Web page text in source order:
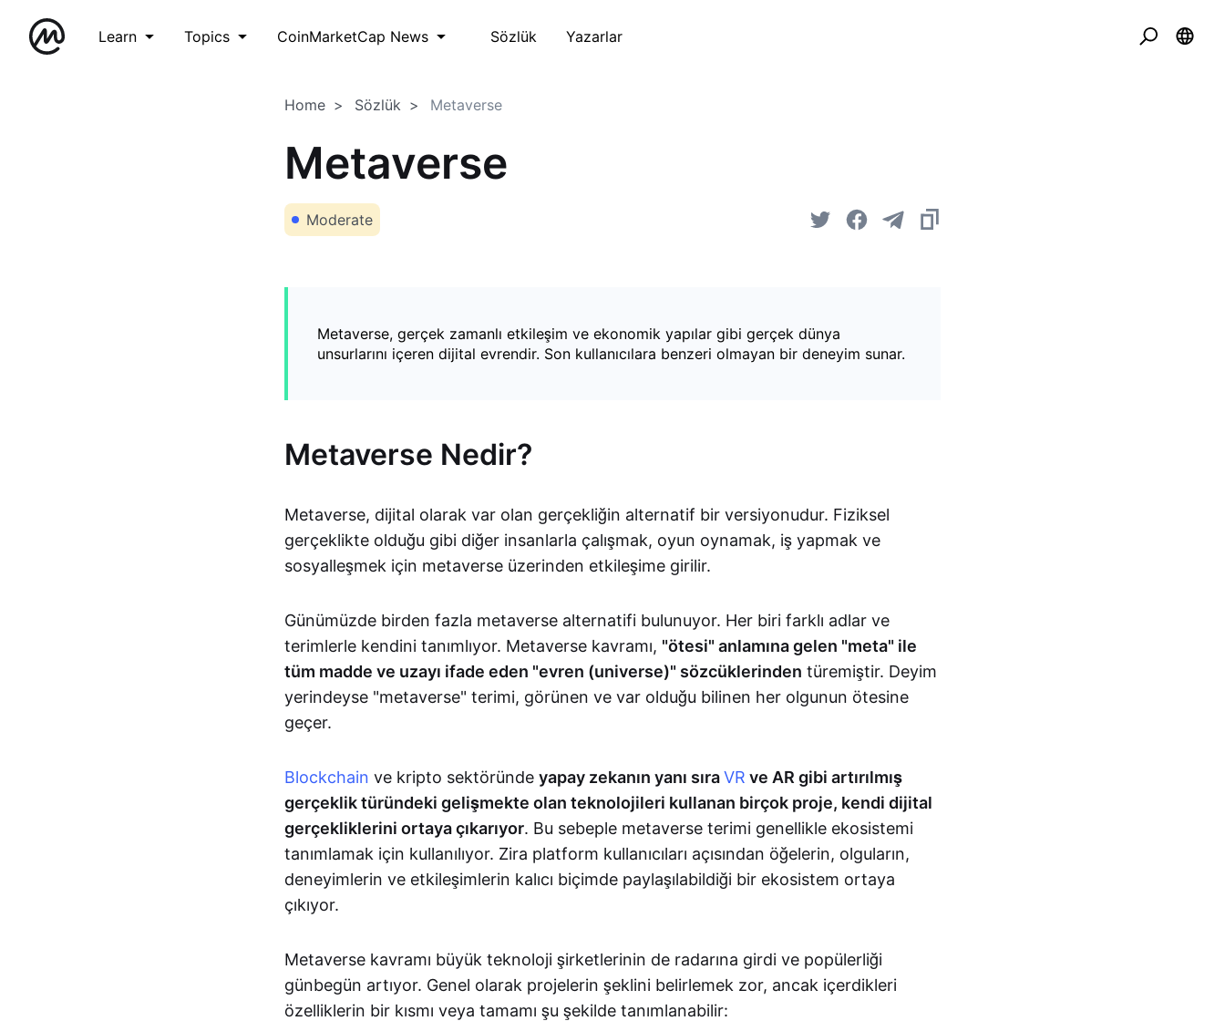
Learn Topics CoinMarketCap News Sözlük Yazarlar
Home Sözlük Metaverse
Metaverse
Moderate
Metaverse, gerçek zamanlı etkileşim ve ekonomik yapılar gibi gerçek dünya
unsurlarını içeren dijital evrendir. Son kullanıcılara benzeri olmayan bir deneyim sunar.
Metaverse Nedir?
Metaverse, dijital olarak var olan gerçekliğin alternatif bir versiyonudur. Fiziksel
gerçeklikte olduğu gibi diğer insanlarla çalışmak, oyun oynamak, iş yapmak ve
sosyalleşmek için metaverse üzerinden etkileşime girilir.
Günümüzde birden fazla metaverse alternatifi bulunuyor. Her biri farklı adlar ve
terimlerle kendini tanımlıyor. Metaverse kavramı, "ötesi" anlamına gelen "meta" ile
tüm madde ve uzayı ifade eden "evren (universe)" sözcüklerinden türemiştir. Deyim
yerindeyse "metaverse" terimi, görünen ve var olduğu bilinen her olgunun ötesine
geçer.
Blockchain ve kripto sektöründe yapay zekanın yanı sıraVR ve AR gibi artırılmış
gerçeklik türündeki gelişmekte olan teknolojileri kullanan birçok proje, kendi dijital
gerçekliklerini ortaya çıkarıyor. Bu sebeple metaverse terimi genellikle ekosistemi
tanımlamak için kullanılıyor. Zira platform kullanıcıları açısından öğelerin, olguların,
deneyimlerin ve etkileşimlerin kalıcı biçimde paylaşılabildiği bir ekosistem ortaya
çıkıyor.
Metaverse kavramı büyük teknoloji şirketlerinin de radarına girdi ve popülerliği
günbegün artıyor. Genel olarak projelerin şeklini belirlemek zor, ancak içerdikleri
özelliklerin bir kısmı veya tamamı şu şekilde tanımlanabilir: